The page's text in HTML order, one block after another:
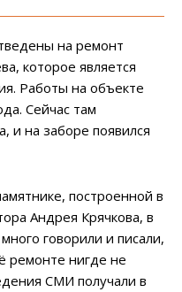
на ремонт
которое является
Работы на объекте
Сейчас там
и на заборе появился
построенной в
Андрея Крячкова, в
говорили и писали,
ремонте нигде не
СМИ получали в